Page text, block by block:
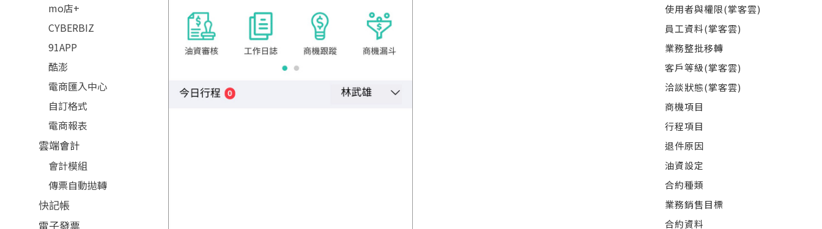
mo店+
CYBERBIZ
91APP
酷澎
電商匯入中心
自訂格式
電商報表
雲端會計
會計模組
傳票自動拋轉
快記帳
電子發票
使用者與權限(掌客雲)
員工資料(掌客雲)
業務整批移轉
客戶等級(掌客雲)
洽談狀態(掌客雲)
商機項目
行程項目
退件原因
油資設定
合約種類
業務銷售目標
合約資料